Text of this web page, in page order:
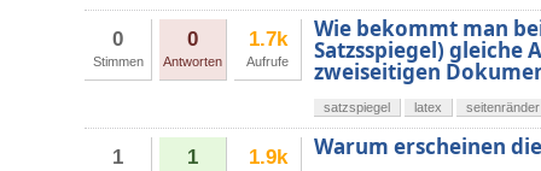
0
Stimmen
0
Antworten
1.7k
Aufrufe
Wie bekommt man
Satzsspiegel) gleiche
zweiseitigen
satzspiegel latex seitenränder
1 1 1.9k Warum erscheinen